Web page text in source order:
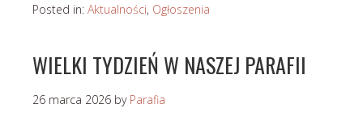
Posted in: Aktualności, Ogłoszenia
WIELKI TYDZIEŃ W NASZEJ PARAFII
26 marca 2026 by Parafia